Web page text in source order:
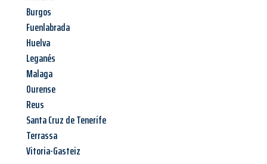
Burgos
Fuenlabrada
Huelva
Leganés
Malaga
Ourense
Reus
Santa Cruz de Tenerife
Terrassa
Vitoria-Gasteiz